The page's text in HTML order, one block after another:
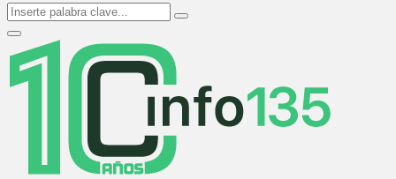
Search
for:
Search
Primary
Menu